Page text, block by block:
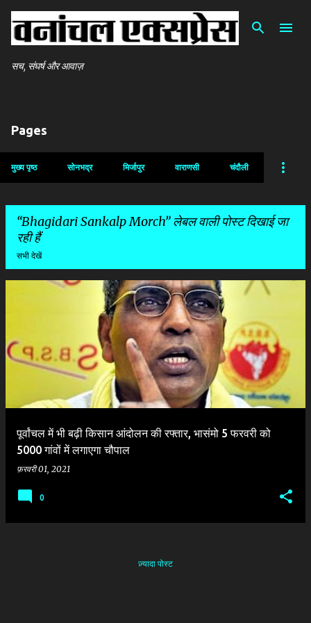
सीधे मुख्य सामग्री पर जाएं
सच, संघर्ष और आवाज़
Pages
मुख्य पृष्ठ सोनभद्र मिर्जापुर वाराणसी चंदौली
Bhagidari Sankalp Morch लेबल वाली पोस्ट दिखाई जा
रही हैं
सभी देखें
श
पूर्वांचल में भी बढ़ी किसान आंदोलन की रफ्तार, भासंमो 5 फरवरी को
5000 गांवों में लगाएगा चौपाल
फ़रवरी 01, 2021
0
ज़्यादा पोस्ट